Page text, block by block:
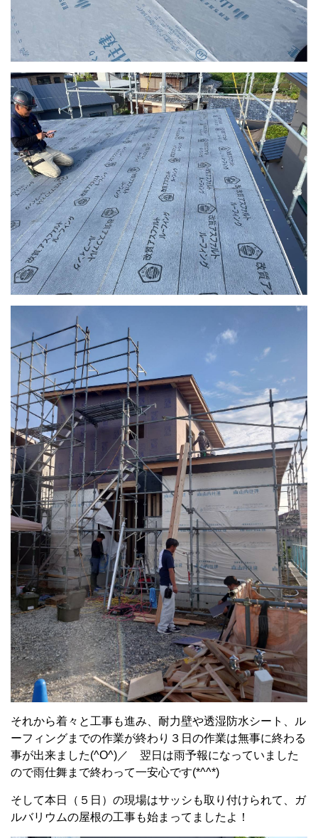
それから着々と工事も進み、耐力壁や透湿防水シート、ル
ーフィングまでの作業が終わり３日の作業は無事に終わる
事が出来ました(^O^)／ 翌日は雨予報になっていました
ので雨仕舞まで終わって一安心です(*^^*)
そして本日（５日）の現場はサッシも取り付けられて、ガ
ルバリウムの屋根の工事も始まってましたよ！